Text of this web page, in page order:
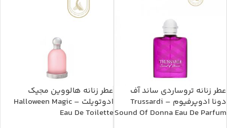
عطر زنانه تروساردی ساند آف
دونا ادوپرفیوم – Trussardi
Sound Of Donna Eau De Parfum
عطر زنانه هالووین مجیک
ادوتویلت – Halloween Magic
Eau De Toilette